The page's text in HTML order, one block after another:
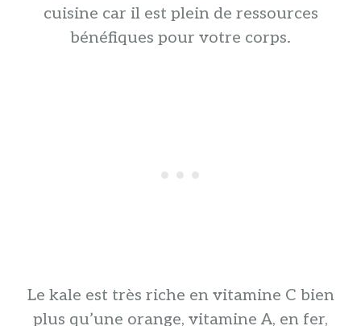
cuisine car il est plein de ressources
bénéfiques pour votre corps.
Le kale est très riche en vitamine C bien
plus qu’une orange, vitamine A, en fer,